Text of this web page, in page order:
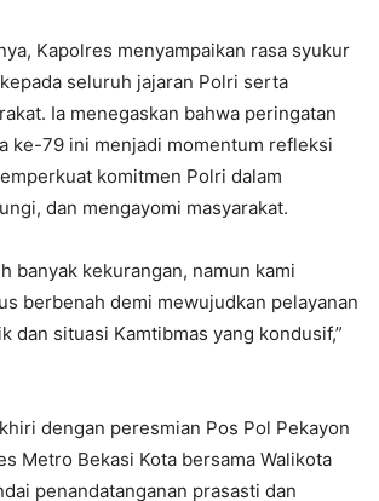
Kapolres menyampaikan rasa syukur
seluruh jajaran Polri serta
Ia menegaskan bahwa peringatan
ke-79 ini menjadi momentum refleksi
komitmen Polri dalam
dan mengayomi masyarakat.
banyak kekurangan, namun kami
berbenah demi mewujudkan pelayanan
dan situasi Kamtibmas yang kondusif,”
dengan peresmian Pos Pol Pekayon
Metro Bekasi Kota bersama Walikota
penandatanganan prasasti dan